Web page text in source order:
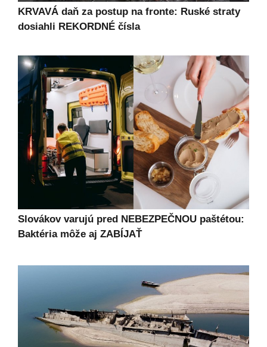
KRVAVÁ daň za postup na fronte: Ruské straty
dosiahli REKORDNÉ čísla
Slovákov varujú pred NEBEZPEČNOU paštétou:
Baktéria môže aj ZABÍJAŤ